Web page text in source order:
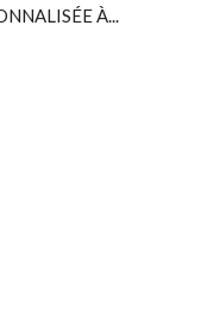
À...